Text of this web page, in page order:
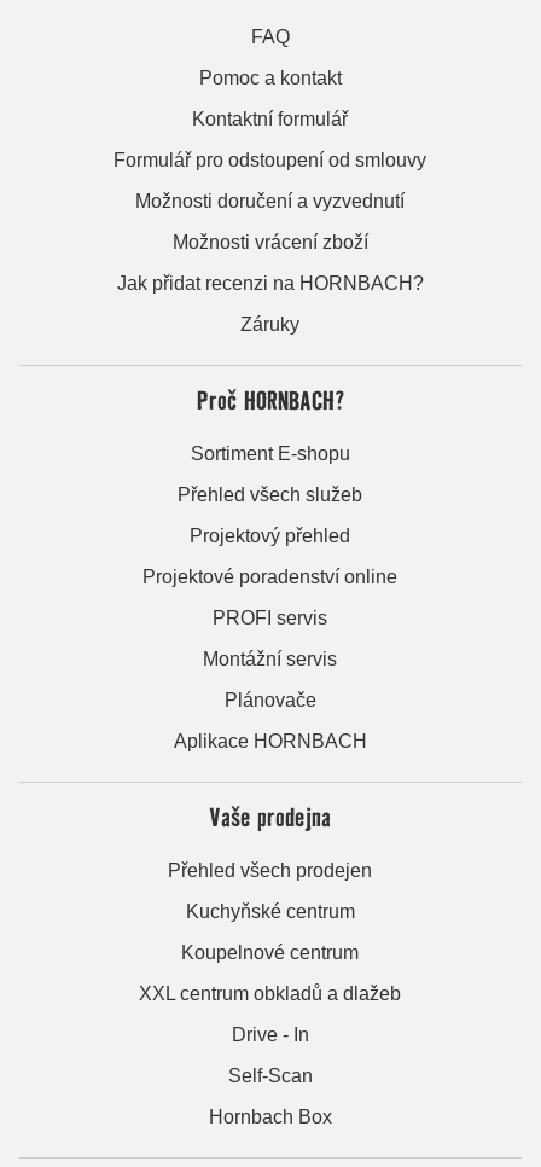
FAQ
Pomoc a kontakt
Kontaktní formulář
Formulář pro odstoupení od smlouvy
Možnosti doručení a vyzvednutí
Možnosti vrácení zboží
Jak přidat recenzi na HORNBACH?
Záruky
Proč HORNBACH?
Sortiment E-shopu
Přehled všech služeb
Projektový přehled
Projektové poradenství online
PROFI servis
Montážní servis
Plánovače
Aplikace HORNBACH
Vaše prodejna
Přehled všech prodejen
Kuchyňské centrum
Koupelnové centrum
XXL centrum obkladů a dlažeb
Drive - In
Self-Scan
Hornbach Box